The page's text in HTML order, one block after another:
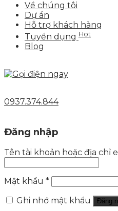
Về chúng tôi
Dự án
Hỗ trợ khách hàng
Tuyển dụng Hot
Blog
0937.374.844
Đăng nhập
Tên tài khoản hoặc địa chỉ
Mật khẩu *
Ghi nhớ mật khẩu
Đăng